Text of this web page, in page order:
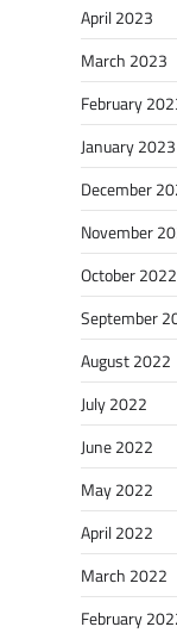
April 2023
March 2023
February
January 2023
December
November
October 2022
September
August 2022
July 2022
June 2022
May 2022
April 2022
March 2022
February